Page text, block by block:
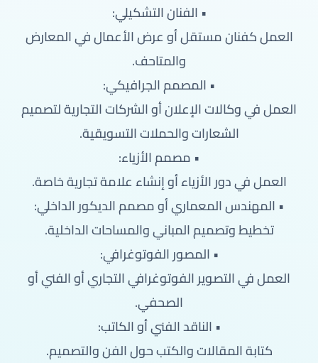
• الفنان التشكيلي:
العمل كفنان مستقل أو عرض الأعمال في المعارض
والمتاحف.
• المصمم الجرافيكي:
العمل في وكالات الإعلان أو الشركات التجارية لتصميم
الشعارات والحملات التسويقية.
• مصمم الأزياء:
العمل في دور الأزياء أو إنشاء علامة تجارية خاصة.
• المهندس المعماري أو مصمم الديكور الداخلي:
تخطيط وتصميم المباني والمساحات الداخلية.
• المصور الفوتوغرافي:
العمل في التصوير الفوتوغرافي التجاري أو الفني أو
الصحفي.
• الناقد الفني أو الكاتب:
كتابة المقالات والكتب حول الفن والتصميم.